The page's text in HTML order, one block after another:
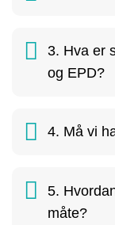
3. Hva er
og EPD?
4. Må vi
5.
måte?